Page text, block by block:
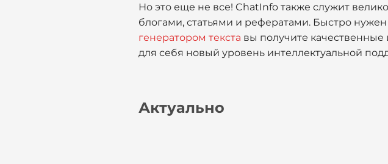
Но это еще не все! ChatInfo также служит
блогами, статьями и рефератами. Быстро
генератором текста вы получите
для себя новый уровень интеллектуальной
Актуально